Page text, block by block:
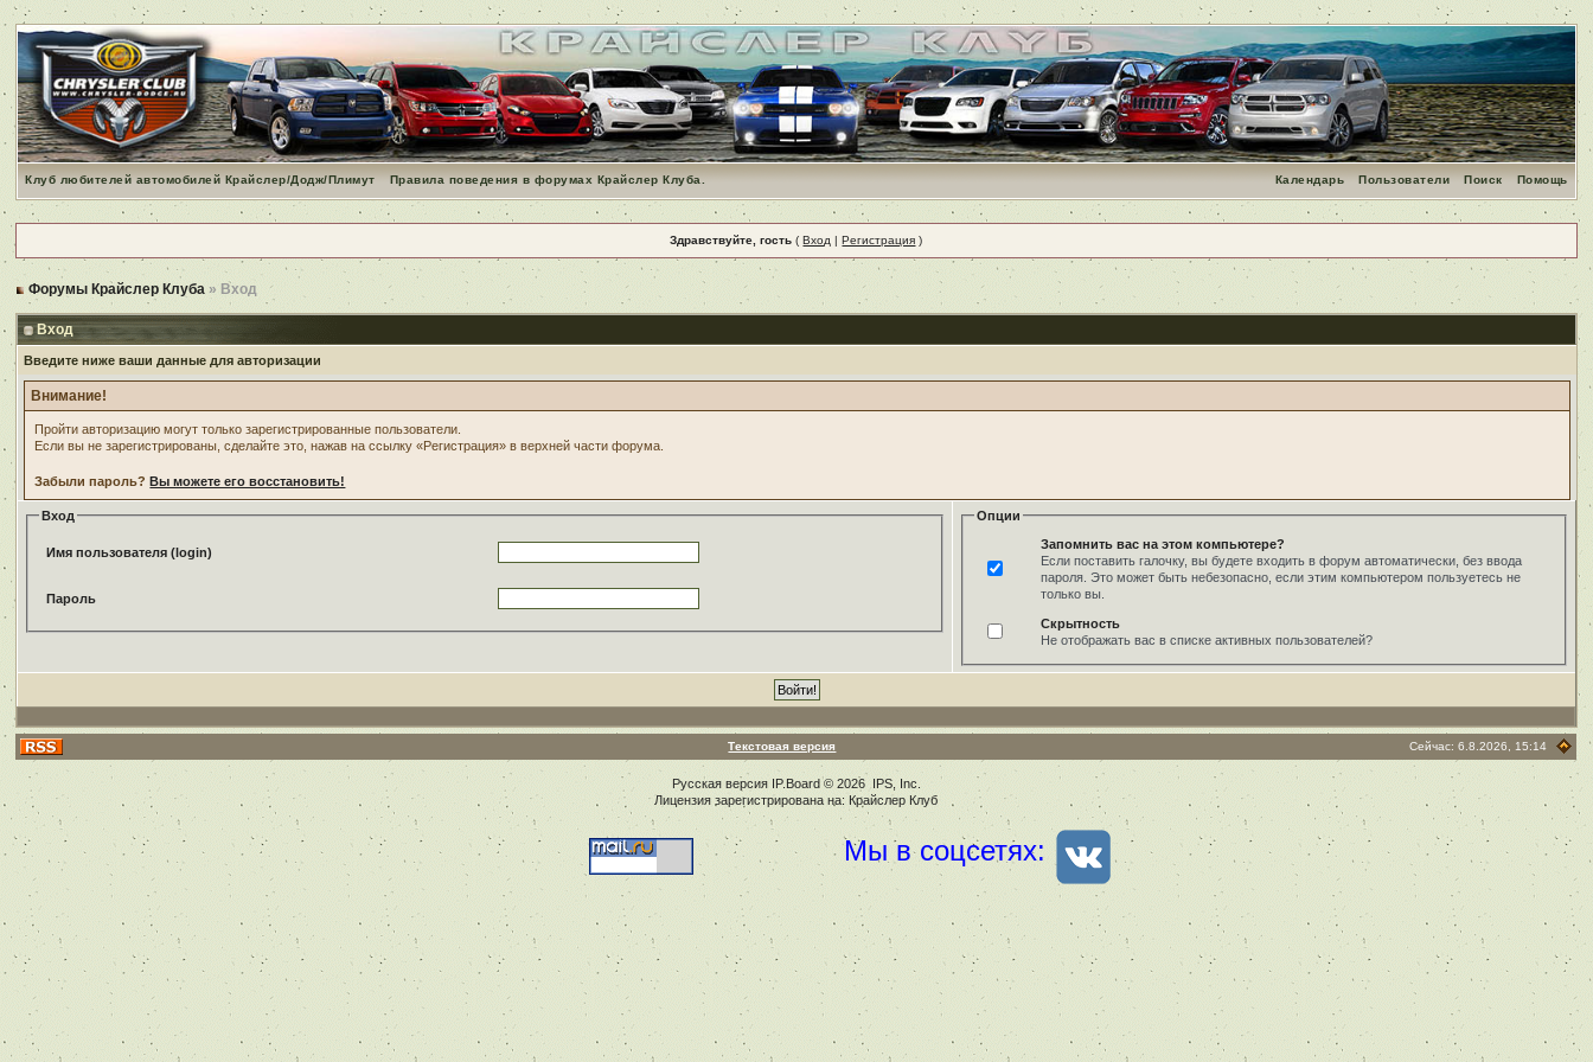
Клуб любителей автомобилей Крайслер/Додж/Плимут Правила поведения в форумах Крайслер Клуба. Помощь
Поиск
Пользователи
Календарь
Здравствуйте, гость (Вход |Регистрация )
Форумы Крайслер Клуба » Вход
Вход
Введите ниже ваши данные для авторизации
Внимание!
Пройти авторизацию могут только зарегистрированные пользователи.
Если вы не зарегистрированы, сделайте это, нажав на ссылку «Регистрация» в верхней части форума.
Забыли пароль?Вы можете его восстановить!
Вход
Имя пользователя (login)
Пароль
Опции
Запомнить вас на этом компьютере?
Если поставить галочку, вы будете входить в форум автоматически, без ввода
пароля. Это может быть небезопасно, если этим компьютером пользуетесь не
только вы.
Скрытность
Не отображать вас в списке активных пользователей?
Текстовая версия Сейчас: 6.8.2026, 15:14
Русская версия IP.Board© 2026 IPS, Inc
Лицензия зарегистрирована на: Крайслер Клуб
Мы в соцсетях: